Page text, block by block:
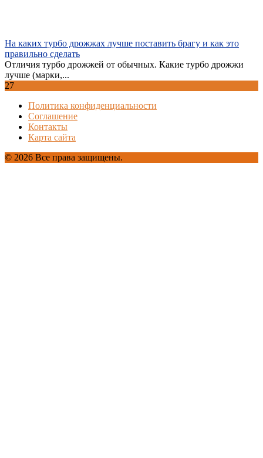
На каких турбо дрожжах лучше поставить брагу и как это
правильно сделать
Отличия турбо дрожжей от обычных. Какие турбо дрожжи
лучше (марки,...
27
Политика конфиденциальности
Соглашение
Контакты
Карта сайта
© 2026 Все права защищены.